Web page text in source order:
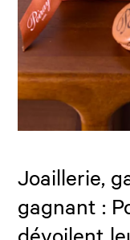
Joaillerie,
gagnant :
dévoilent